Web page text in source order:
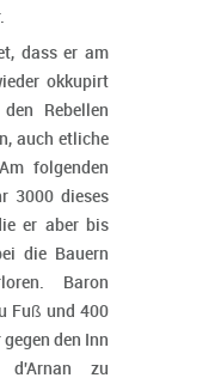
dass er am
okkupirt
Rebellen
auch etliche
folgenden
3000 dieses
er aber bis
die Bauern
Baron
Fuß und 400
den Inn
zu